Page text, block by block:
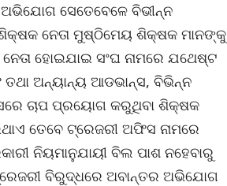
ଅଭିଯୋଗ ସେତେବେଳେ ବିଭୀନ୍ନ
ନେତା ମୁଷ୍ଠିମେୟ ଶିକ୍ଷକ ମାନଙ୍କୁ
ହୋଇଯାଇ ସଂଘ ନାମରେ ଯଥେଷ୍ଟ
ଅନ୍ୟାନ୍ୟ ଆଡଭାନ୍ସ, ବିଭିନ୍ନ
ଚାପ ପ୍ରୟୋଗ କରୁଥିବା ଶିକ୍ଷକ
ତେବେ ଟ୍ରେଜରୀ ଅଫିସ ନାମରେ
ନିୟମାନୁଯାୟୀ ବିଲ ପାଶ ନହେବାରୁ
ବିରୁଦ୍ଧରେ ଅବାନ୍ତର ଅଭିଯୋଗ